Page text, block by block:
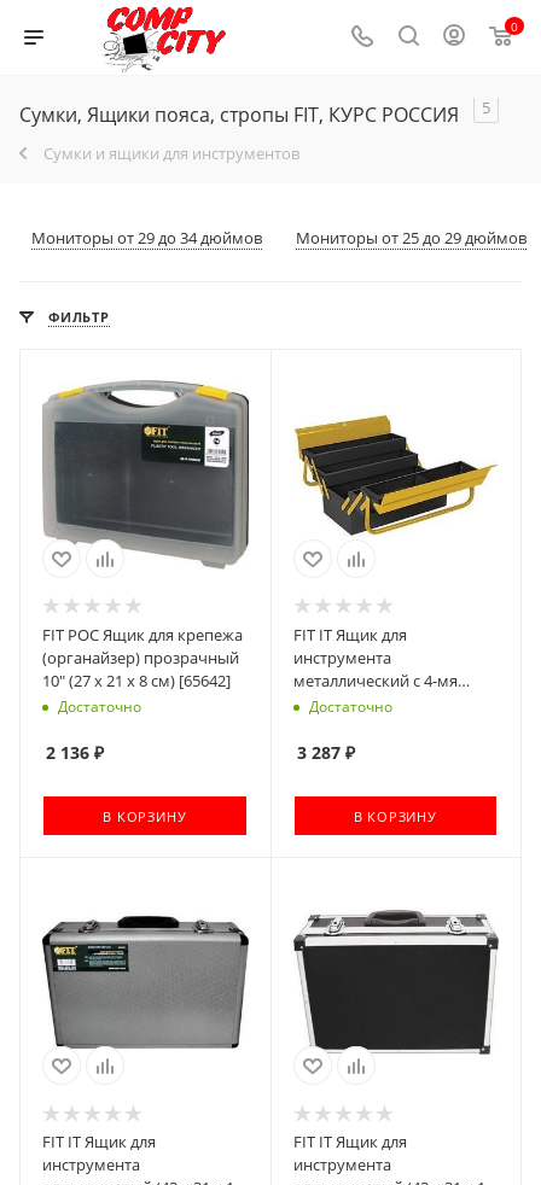
0
Сумки, Ящики пояса, стропы FIT, КУРС РОССИЯ 5
Сумки и ящики для инструментов
Мониторы от 29 до 34 дюймов Мониторы от 25 до 29 дюймов
ФИЛЬТР
FIT РОС Ящик для крепежа
(органайзер) прозрачный
10" (27 х 21 х 8 см) [65642]
Достаточно
2 136 ₽
В КОРЗИНУ
FIT IT Ящик для
инструмента
металлический с 4-мя
раздвижными
мм [65679]
Достаточно
3 287₽
В КОРЗИНУ
FIT IT Ящик для
инструмента
FIT IT Ящик для
инструмента